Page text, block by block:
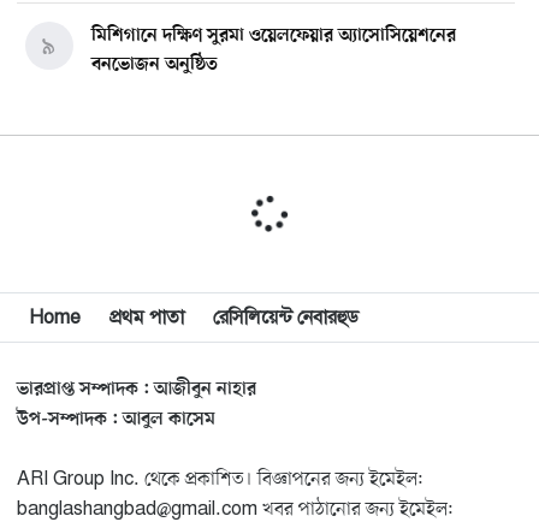
মিশিগানে দক্ষিণ সুরমা ওয়েলফেয়ার অ্যাসোসিয়েশনের
বনভোজন অনুষ্ঠিত
৯
বিশ্বজুড়ে কূটনৈতিক পুনর্বিন্যাস, ৫ অঞ্চলে মিশন বন্ধ করছে
১০
মিশিগানে ফ্রেন্ডস এন্ড ফ্যামিলির বনভোজনে প্রাণের উচ্ছ্বাস
মিশিগানে ডেমোক্র্যাটদের প্রাইমারিতে আল-সাইয়েদকে হারাতে
কেন এত মরিয়া ইসারায়েলি লবি এআইপ্যাক
১২
মুনা দাওয়াহ কনফারেন্স ২০২৬ সম্পর্কে প্রেস ব্রিফিং
১৩
শেখ হাসিনার সঙ্গে সংবাদ সম্মেলনে থাকছেন সাকিব আল
১৪
Home প্রথম পাতা রেসিলিয়েন্ট নেবারহুড
ভারপ্রাপ্ত সম্পাদক : আজীবুন নাহার
উপ-সম্পাদক : আবুল কাসেম
ARI Group Inc. থেকে প্রকাশিত। বিজ্ঞাপনের জন্য ইমেইল:
banglashangbad@gmail.com খবর পাঠানোর জন্য ইমেইল: